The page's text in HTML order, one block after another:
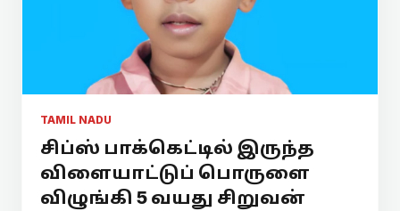
TAMIL NADU
சிப்ஸ் பாக்கெட்டில் இருந்த
விளையாட்டுப் பொருளை
விழுங்கி 5 வயது சிறுவன்